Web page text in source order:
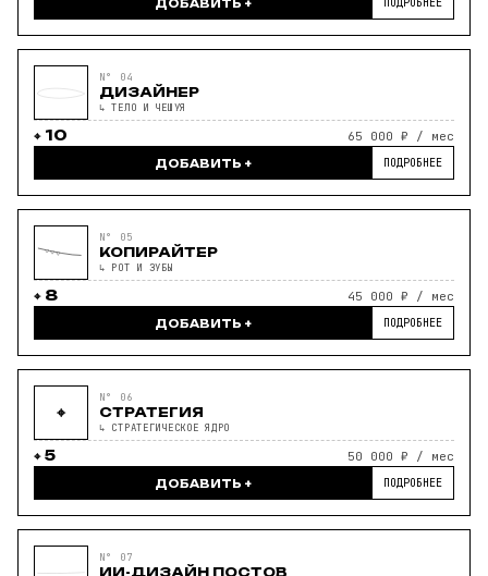
ДОБАВИТЬ +
N° 04
ДИЗАЙНЕР
↳ ТЕЛО И ЧЕШУЯ
10 65 000 ₽ / мес
ДОБАВИТЬ + ПОДРОБНЕЕ
N° 05
КОПИРАЙТЕР
↳ РОТ И ЗУБЫ
8 45 000 ₽ / мес
ДОБАВИТЬ + ПОДРОБНЕЕ
⌖
N° 06
СТРАТЕГИЯ
↳ СТРАТЕГИЧЕСКОЕ ЯДРО
5 50 000 ₽ / мес
ДОБАВИТЬ + ПОДРОБНЕЕ
N° 07
ИИ-ДИЗАЙН ПОСТОВ